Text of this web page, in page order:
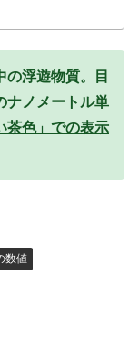
浮遊物質。目
ナノメートル単
茶色」での表示
数値